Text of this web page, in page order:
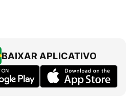
BAIXAR APLICATIVO